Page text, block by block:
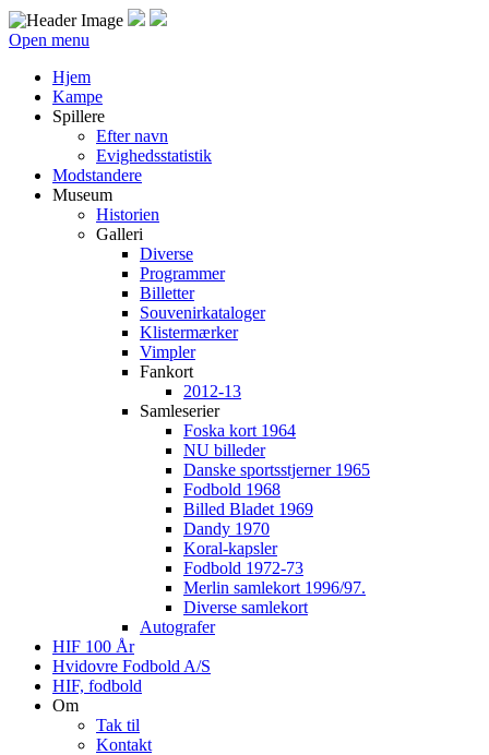
Open menu
Hjem
Kampe
Spillere
Efter navn
Evighedsstatistik
Modstandere
Museum
Historien
Galleri
Diverse
Programmer
Billetter
Souvenirkataloger
Klistermærker
Vimpler
Fankort
2012-13
Samleserier
Foska kort 1964
NU billeder
Danske sportsstjerner 1965
Fodbold 1968
Billed Bladet 1969
Dandy 1970
Koral-kapsler
Fodbold 1972-73
Merlin samlekort 1996/97.
Diverse samlekort
Autografer
HIF 100 År
Hvidovre Fodbold A/S
HIF, fodbold
Om
Tak til
Kontakt